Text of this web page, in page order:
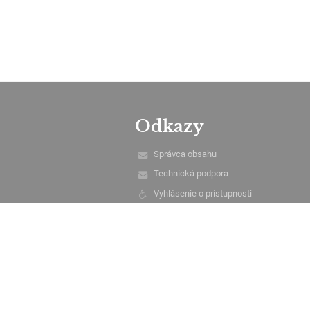
Odkazy
Správca obsahu
Technická podpora
Vyhlásenie o prístupnosti